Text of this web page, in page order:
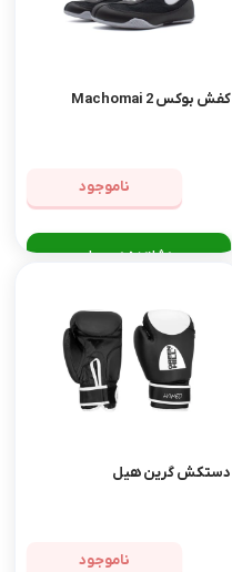
کفش بوکس Machomai 2
ناموجود
مشاهده محصول
دستکش گرین هیل
ناموجود